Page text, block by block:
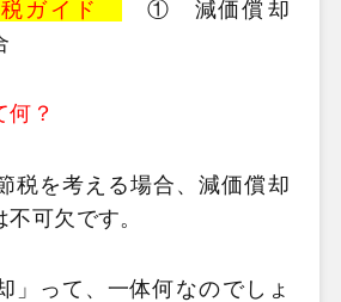
税ガイド
① 減価償却
何？
税を考える場合、減価償却
可欠です。
」って、一体何なのでしょ